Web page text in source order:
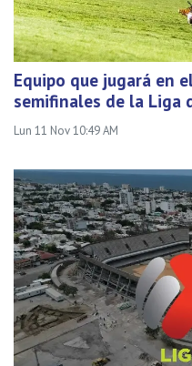
Equipo que jugará en
semifinales de la Liga
Lun 11 Nov 10:49 AM